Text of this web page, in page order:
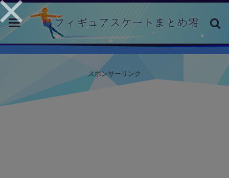
toggle
navigation
スポンサーリンク